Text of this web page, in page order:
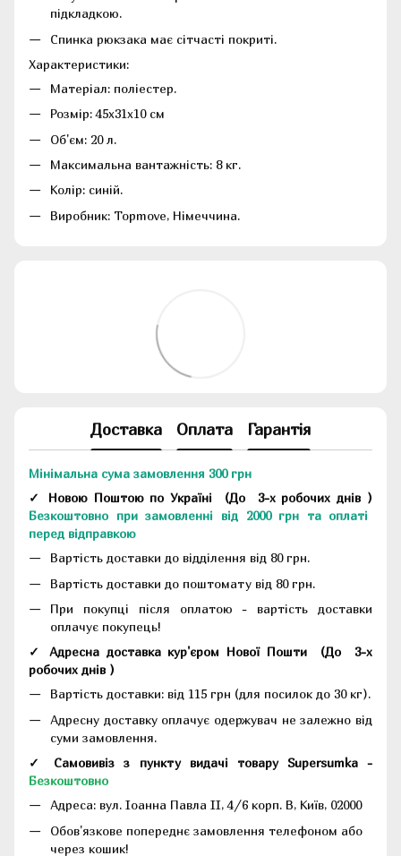
підкладкою.
Спинка рюкзака має сітчасті покриті.
Характеристики:
Матеріал: поліестер.
Розмір: 45х31х10 см
Об'єм: 20 л.
Максимальна вантажність: 8 кг.
Колір: синій.
Виробник: Topmove, Німеччина.
Доставка Оплата Гарантія
Мінімальна сума замовлення 300 грн
✓ Новою Поштою по Україні (До 3-х робочих днів )
Безкоштовно при замовленні від 2000 грн та оплаті
перед відправкою
Вартість доставки до відділення від 80 грн.
Вартість доставки до поштомату від 80 грн.
При покупці після оплатою - вартість доставки
оплачує покупець!
✓ Адресна доставка кур'єром Нової Пошти (До 3-х
робочих днів )
Вартість доставки: від 115 грн (для посилок до 30 кг).
Адресну доставку оплачує одержувач не залежно від
суми замовлення.
✓ Самовивіз з пункту видачі товару Supersumka -
Безкоштовно
Адреса: вул. Іоанна Павла II, 4/6 корп. В, Київ, 02000
Обов'язкове попереднє замовлення телефоном або
через кошик!